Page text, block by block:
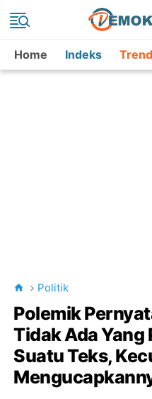
Home Indeks
Politik
Polemik
Tidak Ada
Suatu Teks,